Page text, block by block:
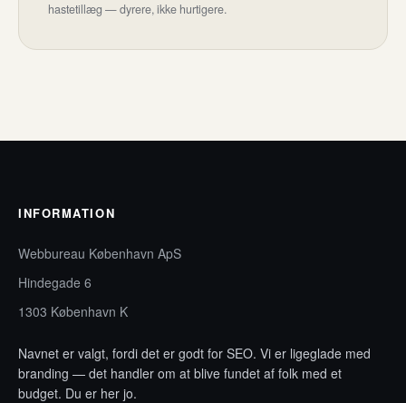
hastetillæg — dyrere, ikke hurtigere.
INFORMATION
Webbureau København ApS
Hindegade 6
1303 København K
Navnet er valgt, fordi det er godt for SEO. Vi er ligeglade med
branding — det handler om at blive fundet af folk med et
budget. Du er her jo.